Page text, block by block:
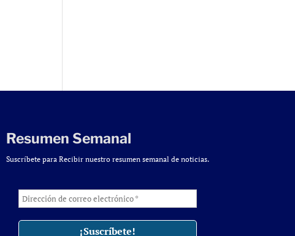
Resumen Semanal
Suscríbete para Recibir nuestro resumen semanal de noticias.